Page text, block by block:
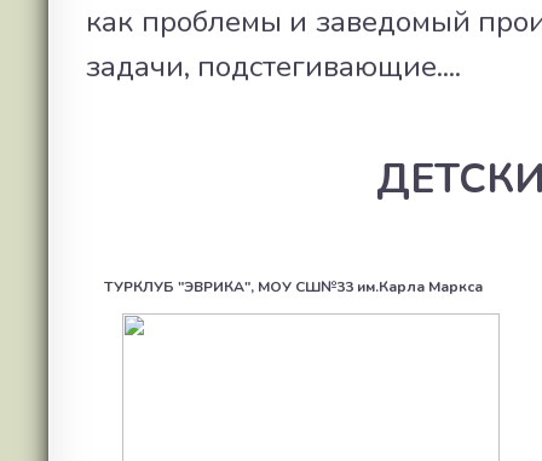
как проблемы и заведомый
задачи, подстегивающие....
ТУРКЛУБ "ЭВРИКА", МОУ СШ№33 им.Карла Маркса